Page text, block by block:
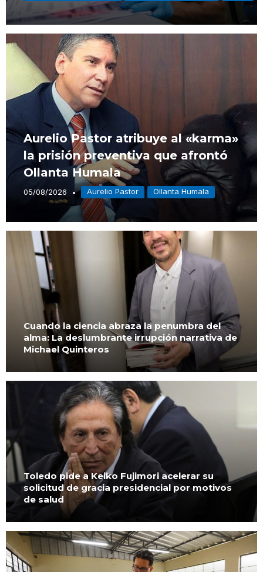
Aurelio Pastor atribuye al «karma»
la prisión preventiva que afrontó
Ollanta Humala
05/08/2026 Aurelio Pastor Ollanta Humala
Cuando la ciencia abraza la penumbra del
alma: La deslumbrante irrupción narrativa de
Michael Quinteros
Toledo pide a Keiko Fujimori acelerar su
solicitud de gracia presidencial por motivos
de salud